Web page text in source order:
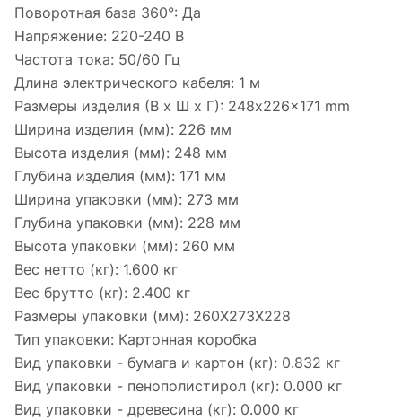
Поворотная база 360°: Да
Напряжение: 220-240 В
Частота тока: 50/60 Гц
Длина электрического кабеля: 1 м
Размеры изделия (В х Ш х Г): 248x226x171 mm
Ширина изделия (мм): 226 мм
Высота изделия (мм): 248 мм
Глубина изделия (мм): 171 мм
Ширина упаковки (мм): 273 мм
Глубина упаковки (мм): 228 мм
Высота упаковки (мм): 260 мм
Вес нетто (кг): 1.600 кг
Вес брутто (кг): 2.400 кг
Размеры упаковки (мм): 260X273X228
Тип упаковки: Картонная коробка
Вид упаковки - бумага и картон (кг): 0.832 кг
Вид упаковки - пенополистирол (кг): 0.000 кг
Вид упаковки - древесина (кг): 0.000 кг